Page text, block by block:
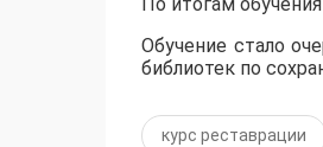
По итогам
Обучение стало
библиотек по
курс реставрации